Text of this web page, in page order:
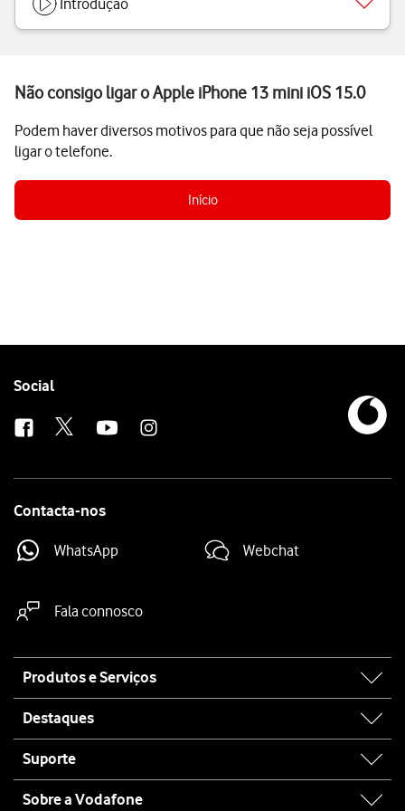
Introdução
Não consigo ligar o Apple iPhone 13 mini iOS 15.0
Podem haver diversos motivos para que não seja possível
ligar o telefone.
Início
Follow
Social
Contacta-nos
WhatsApp Webchat
Fala connosco
map
Produtos e Serviços
Destaques
Suporte
Sobre a Vodafone